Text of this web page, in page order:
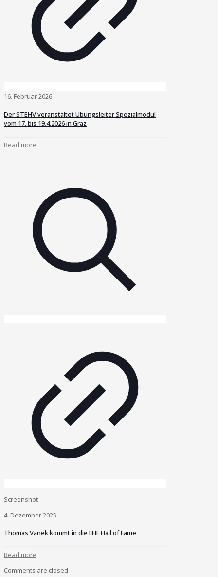
16. Februar 2026
Der STEHV veranstaltet Übungsleiter Spezialmodul
vom 17. bis 19.4.2026 in Graz
Read more
Screenshot
4. Dezember 2025
Thomas Vanek kommt in die IIHF Hall of Fame
Read more
Comments are closed.